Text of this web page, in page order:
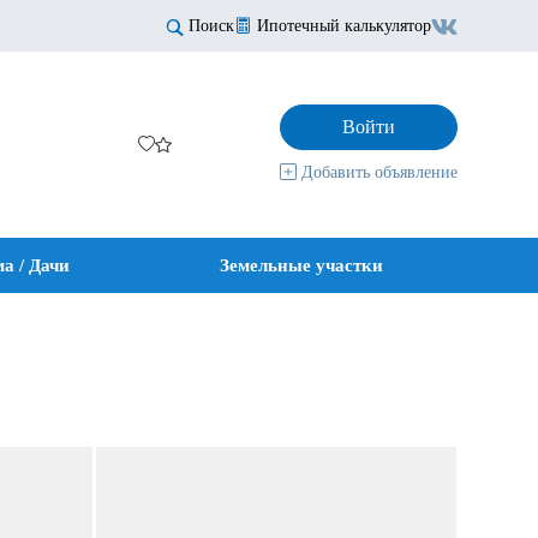
Поиск Ипотечный калькулятор
Войти
Добавить объявление
/ Дачи Земельные участки